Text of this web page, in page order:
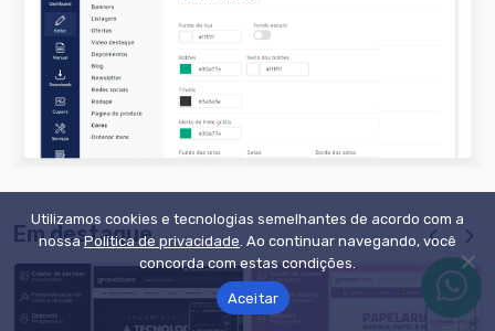
Em destaque
Utilizamos cookies e tecnologias semelhantes de acordo com a
nossaPolítica de privacidade. Ao continuar navegando, você
concorda com estas condições.
Aceitar